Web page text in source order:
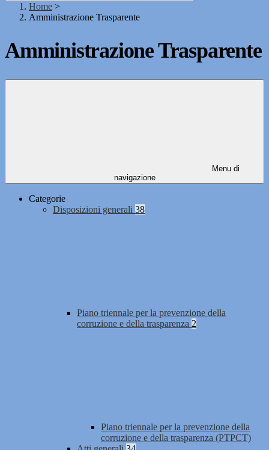
Home >
Amministrazione Trasparente
Amministrazione Trasparente
Menu di
navigazione
Categorie
Disposizioni generali 38
Piano triennale per la prevenzione della
corruzione e della trasparenza 2
Piano triennale per la prevenzione della
corruzione e della trasparenza (PTPCT)